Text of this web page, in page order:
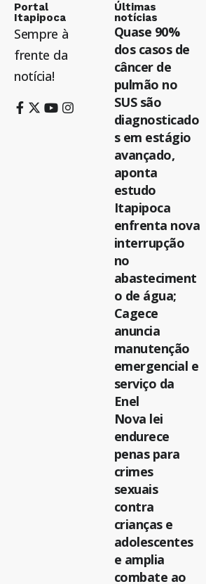
Portal
Itapipoca
Sempre à
frente da
notícia!
Últimas
notícias
Quase 90%
dos casos de
câncer de
pulmão no
SUS são
diagnosticado
s em estágio
avançado,
aponta
estudo
Itapipoca
enfrenta nova
interrupção
no
abasteciment
o de água;
Cagece
anuncia
manutenção
emergencial e
serviço da
Enel
Nova lei
endurece
penas para
crimes
sexuais
contra
crianças e
adolescentes
e amplia
combate ao